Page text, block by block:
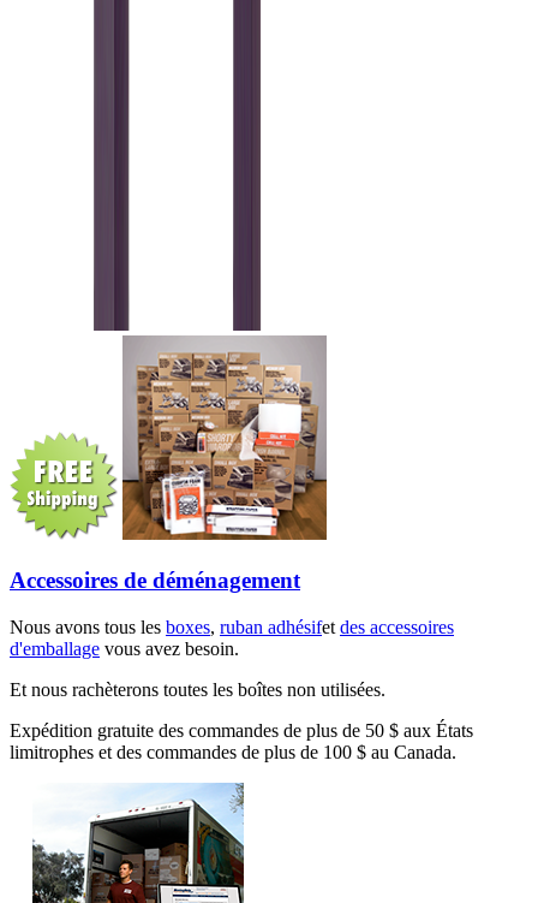
Accessoires de déménagement
Nous avons tous les boxes, ruban adhésifet des accessoires
d'emballage vous avez besoin.
Et nous rachèterons toutes les boîtes non utilisées.
Expédition gratuite des commandes de plus de 50 $ aux États
limitrophes et des commandes de plus de 100 $ au Canada.